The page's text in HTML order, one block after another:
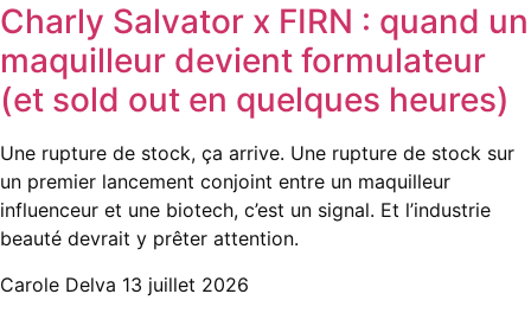
Charly Salvator x FIRN : quand un
maquilleur devient formulateur
(et sold out en quelques heures)
Une rupture de stock, ça arrive. Une rupture de stock sur
un premier lancement conjoint entre un maquilleur
influenceur et une biotech, c’est un signal. Et l’industrie
beauté devrait y prêter attention.
Carole Delva 13 juillet 2026